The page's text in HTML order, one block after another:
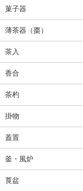
菓子器
薄茶器（棗）
茶入
香合
茶杓
掛物
蓋置
釜・風炉
莨盆